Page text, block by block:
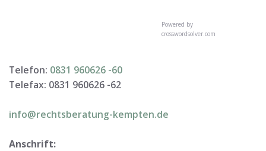
Powered by
crosswordsolver.com
Telefon: 0831 960626 -60
Telefax: 0831 960626 -62
info@rechtsberatung-kempten.de
Anschrift: